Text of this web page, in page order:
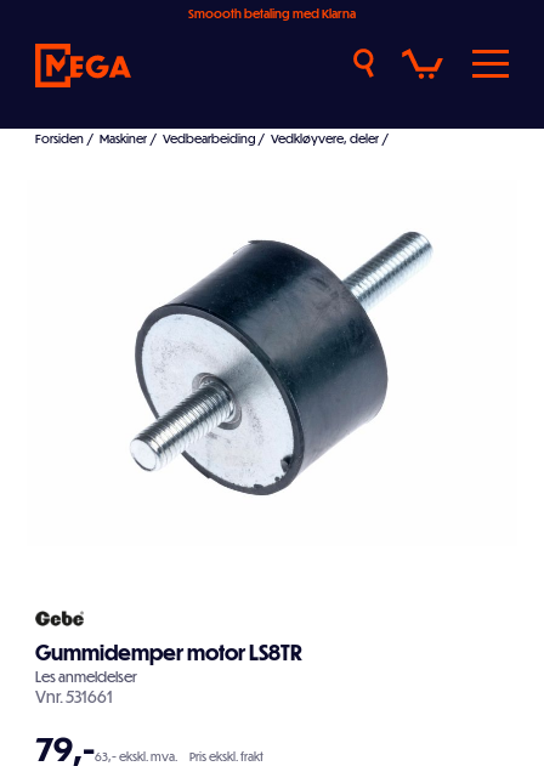
Smoooth betaling med Klarna
Forsiden / Maskiner / Vedbearbeiding / Vedkløyvere, deler /
Gummidemper motor LS8TR
Lesanmeldelser
Vnr.531661
79,-63,- ekskl. mva. Pris ekskl. frakt